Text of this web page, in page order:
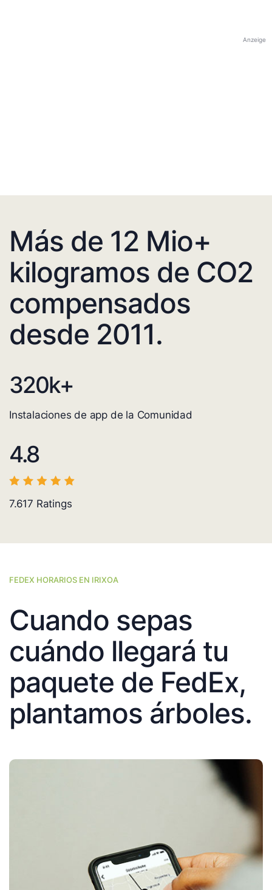
Anzeige
Más de 12 Mio+
kilogramos de CO2
compensados
desde 2011.
320k+
Instalaciones de app de la Comunidad
4.8
7.617 Ratings
FEDEX HORARIOS EN IRIXOA
Cuando sepas
cuándo llegará tu
paquete de FedEx,
plantamos árboles.